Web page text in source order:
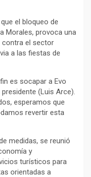
el bloqueo de
Morales, provoca una
contra el sector
a las fiestas de
es socapar a Evo
(Luis Arce).
esperamos que
revertir esta
medidas, se reunió
y
turísticos para
orientadas a